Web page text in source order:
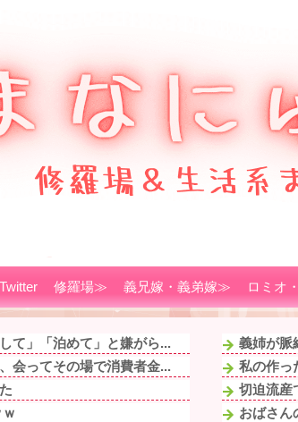
Twitter 修羅場≫ 義兄嫁・義弟嫁≫ ロミオ
て」「泊めて」と嫌がら...
会ってその場で消費者金...
義姉が脈
私の作っ
切迫流産
おばさん